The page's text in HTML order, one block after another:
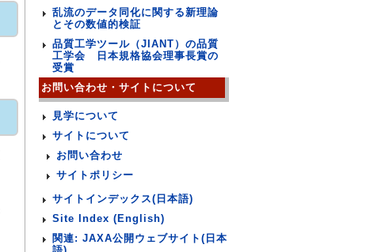
乱流のデータ同化に関する新理論
とその数値的検証
品質工学ツール（JIANT）の品質
工学会 日本規格協会理事長賞の
受賞
お問い合わせ・サイトについて
見学について
サイトについて
お問い合わせ
サイトポリシー
サイトインデックス(日本語)
Site Index (English)
関連: JAXA公開ウェブサイト(日本